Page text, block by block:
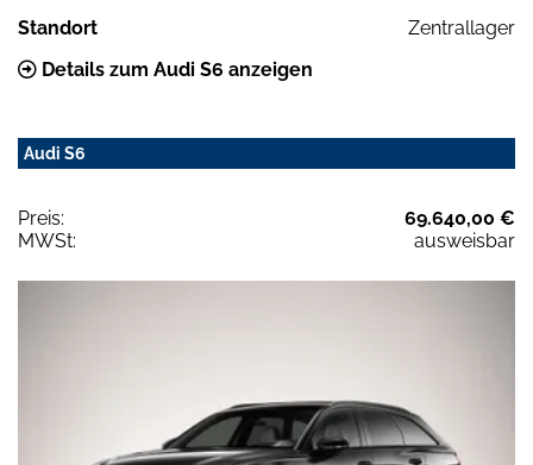
Standort
Zentrallager
Details zum Audi S6 anzeigen
Audi S6
Preis:
69.640,00 €
MWSt:
ausweisbar